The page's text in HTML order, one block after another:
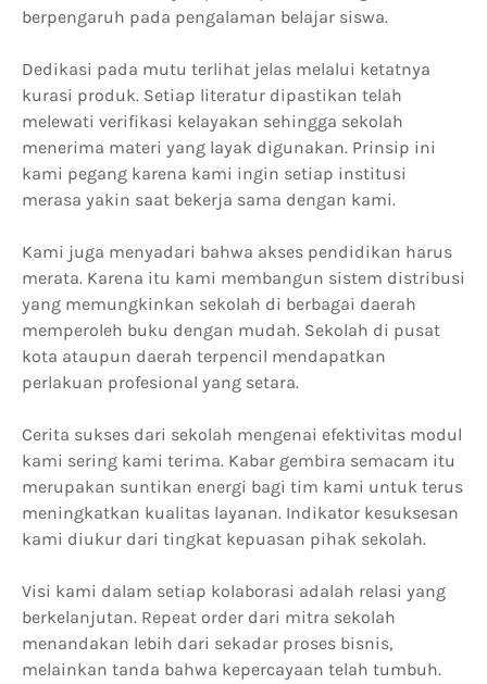
berpengaruh pada pengalaman belajar siswa.
Dedikasi pada mutu terlihat jelas melalui ketatnya
kurasi produk. Setiap literatur dipastikan telah
melewati verifikasi kelayakan sehingga sekolah
menerima materi yang layak digunakan. Prinsip ini
kami pegang karena kami ingin setiap institusi
merasa yakin saat bekerja sama dengan kami.
Kami juga menyadari bahwa akses pendidikan harus
merata. Karena itu kami membangun sistem distribusi
yang memungkinkan sekolah di berbagai daerah
memperoleh buku dengan mudah. Sekolah di pusat
kota ataupun daerah terpencil mendapatkan
perlakuan profesional yang setara.
Cerita sukses dari sekolah mengenai efektivitas modul
kami sering kami terima. Kabar gembira semacam itu
merupakan suntikan energi bagi tim kami untuk terus
meningkatkan kualitas layanan. Indikator kesuksesan
kami diukur dari tingkat kepuasan pihak sekolah.
Visi kami dalam setiap kolaborasi adalah relasi yang
berkelanjutan. Repeat order dari mitra sekolah
menandakan lebih dari sekadar proses bisnis,
melainkan tanda bahwa kepercayaan telah tumbuh.